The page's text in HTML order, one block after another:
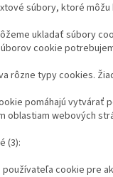
súbory, ktoré
ukladať súbory
cookie
rôzne typy cookies.
pomáhajú vytvárať
oblastiam webových
(3):
používateľa cookie pre